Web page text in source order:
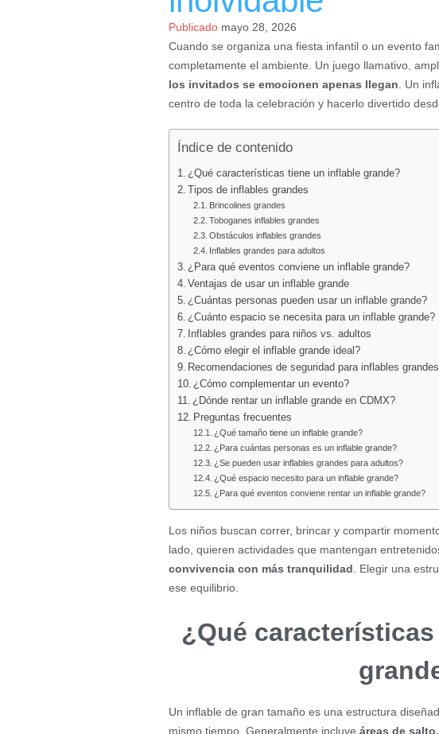
Publicado mayo 28, 2026
Cuando se organiza una fiesta infantil o un evento
completamente el ambiente. Un juego llamativo,
los invitados se emocionen apenas llegan . Un
centro de toda la celebración y hacerlo divertido
Índice de contenido
¿Qué características tiene un inflable grande?
Tipos de inflables grandes
Brincolines grandes
Toboganes inflables grandes
Obstáculos inflables grandes
Inflables grandes para adultos
¿Para qué eventos conviene un inflable grande?
Ventajas de usar un inflable grande
¿Cuántas personas pueden usar un inflable grande?
¿Cuánto espacio se necesita para un inflable grande?
Inflables grandes para niños vs. adultos
¿Cómo elegir el inflable grande ideal?
Recomendaciones de seguridad para inflables grandes
¿Cómo complementar un evento?
¿Dónde rentar un inflable grande en CDMX?
Preguntas frecuentes
¿Qué tamaño tiene un inflable grande?
¿Para cuántas personas es un inflable grande?
¿Se pueden usar inflables grandes para adultos?
¿Qué espacio necesito para un inflable grande?
¿Para qué eventos conviene rentar un inflable grande?
Los niños buscan correr, brincar y compartir
lado, quieren actividades que mantengan
convivencia con más tranquilidad . Elegir una
ese equilibrio.
¿Qué
Un inflable de gran tamaño es una estructura
mismo tiempo. Generalmente incluye áreas de